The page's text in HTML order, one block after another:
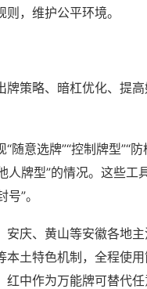
，维护公平环境。
策略、暗杠优化、提
意选牌”“控制牌型”“防
人牌型”的情况。这些工
”。
庆、黄山等安徽各地
土特色机制，全程使
中作为万能牌可替代